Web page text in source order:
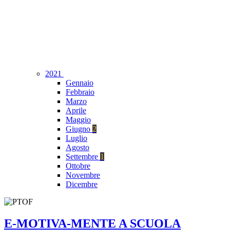
2021
Gennaio
Febbraio
Marzo
Aprile
Maggio
Giugno 2
Luglio
Agosto
Settembre 1
Ottobre
Novembre
Dicembre
E-MOTIVA-MENTE A SCUOLA